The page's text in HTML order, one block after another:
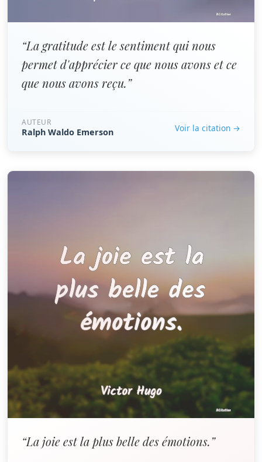
“La gratitude est le sentiment qui nous
permet d'apprécier ce que nous avons et ce
que nous avons reçu.”
AUTEUR
Ralph Waldo Emerson Voir la citation →
“La joie est la plus belle des émotions.”